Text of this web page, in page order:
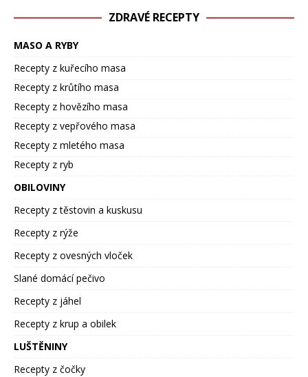
ZDRAVÉ RECEPTY
MASO A RYBY
Recepty z kuřecího masa
Recepty z krůtího masa
Recepty z hovězího masa
Recepty z vepřového masa
Recepty z mletého masa
Recepty z ryb
OBILOVINY
Recepty z těstovin a kuskusu
Recepty z rýže
Recepty z ovesných vloček
Slané domácí pečivo
Recepty z jáhel
Recepty z krup a obilek
LUŠTĚNINY
Recepty z čočky